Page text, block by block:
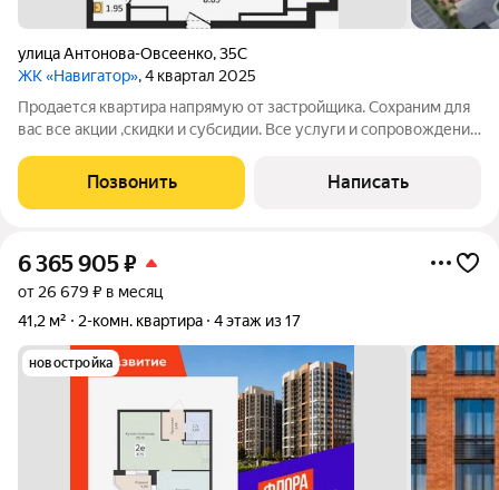
улица Антонова-Овсеенко,35С
ЖК «Навигатор», 4 квартал 2025
Продается квартира напрямую от застройщика. Сохраним для
вас все акции ,скидки и субсидии. Все услуги и сопровождение
получаете подарок телевизор на кухню. Жилой комплекс
расположен в
Позвонить Написать
6 365 905₽
от 26 679 ₽ в месяц
41,2 м²
2-комн. квартира 4 этаж из 17
новостройка